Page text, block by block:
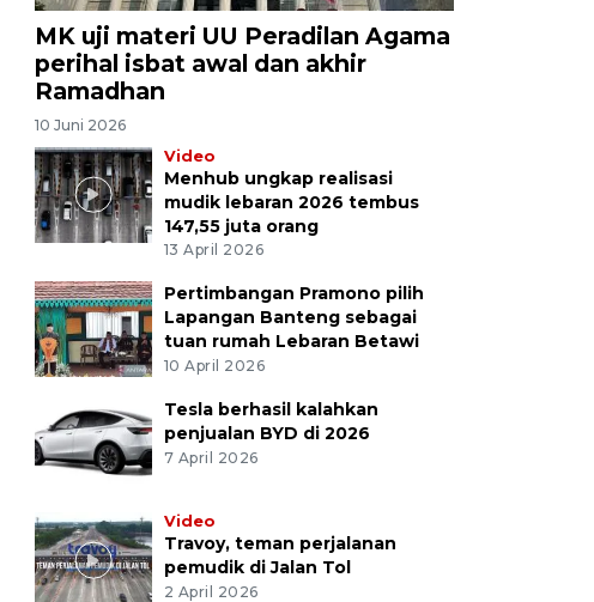
MK uji materi UU Peradilan Agama
perihal isbat awal dan akhir
Ramadhan
10 Juni 2026
Video
Menhub ungkap realisasi
mudik lebaran 2026 tembus
147,55 juta orang
13 April 2026
Pertimbangan Pramono pilih
Lapangan Banteng sebagai
tuan rumah Lebaran Betawi
10 April 2026
Tesla berhasil kalahkan
penjualan BYD di 2026
7 April 2026
Video
Travoy, teman perjalanan
pemudik di Jalan Tol
2 April 2026